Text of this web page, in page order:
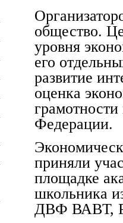
общество.
уровня
его
развитие
оценка
Федерации.
приняли
площадке
школьника
ДВФ ВАВТ,